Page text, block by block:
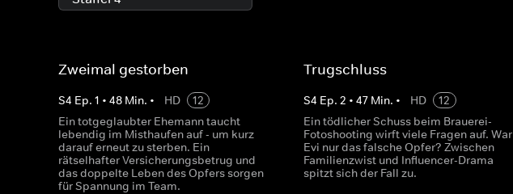
Zweimal gestorben
S4 Ep. 1 • 48 Min. • HD
12
Ein totgeglaubter Ehemann taucht
lebendig im Misthaufen auf - um kurz
darauf erneut zu sterben. Ein
rätselhafter Versicherungsbetrug und
das doppelte Leben des Opfers sorgen
für Spannung im Team.
Trugschluss
S4 Ep.2 •47 Min. • HD
12
Ein tödlicher Schuss beim Brauerei-
Fotoshooting wirft viele Fragen auf. War
Evi nur das falsche Opfer? Zwischen
Familienzwist und Influencer-Drama
spitzt sich der Fall zu.